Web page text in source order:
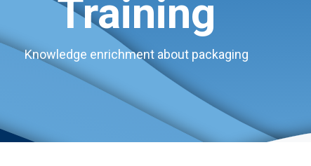
Training
Knowledge enrichment about packaging